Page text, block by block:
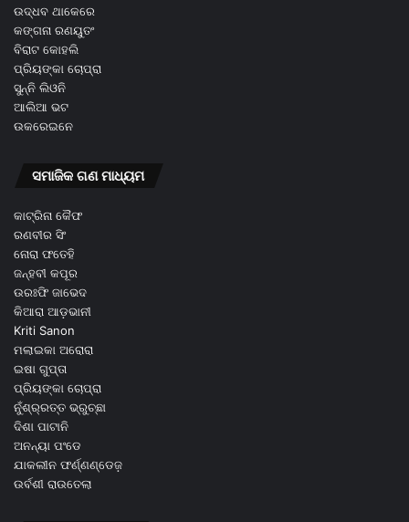
ଉଦ୍ଧବ ଥାକେରେ
କଙ୍ଗନା ରଣୟୁତଂ
ବିରାଟ କୋହଲି
ପ୍ରିୟଙ୍କା ଚୋପ୍ରା
ସୁନ୍ନି ଲିଓନି
ଆଲିଆ ଭଟ
ଉକରେଇନେ
ସମାଜିକ ଗଣ ମାଧ୍ୟମ
କାଟ୍ରିନା କୈଫ
ରଣବୀର ସିଂ
ନୋରା ଫତେହି
ଜନ୍ହବୀ କପୂର
ଉରଃଫି ଜାଭେଦ
କିଆରା ଆଡ଼ଭାନୀ
Kriti Sanon
ମଲାଇକା ଅରୋରା
ଇଷା ଗୁପ୍ତା
ପ୍ରିୟଙ୍କା ଚୋପ୍ରା
ନୁଁଶ୍ର୍ରତ୍ତ ଭ୍ରୁଚ୍ଛା
ଦିଶା ପାଟାନି
ଅନନ୍ୟା ପଂଡେ
ଯାକଲୀନ ଫର୍ଣ୍ଣଣ୍ଡେଜ଼
ଉର୍ବଶୀ ରାଉତେଲା